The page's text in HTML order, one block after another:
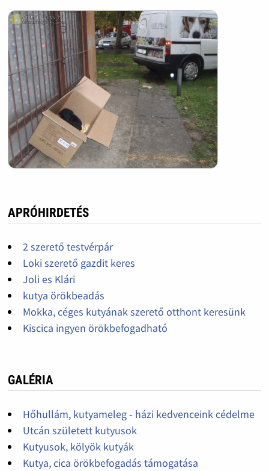
APRÓHIRDETÉS
2 szerető testvérpár
Loki szerető gazdit keres
Joli es Klári
kutya örökbeadás
Mokka, céges kutyának szerető otthont keresünk
Kiscica ingyen örökbefogadható
GALÉRIA
Hőhullám, kutyameleg - házi kedvenceink cédelme
Utcán született kutyusok
Kutyusok, kölyök kutyák
Kutya, cica örökbefogadás támogatása